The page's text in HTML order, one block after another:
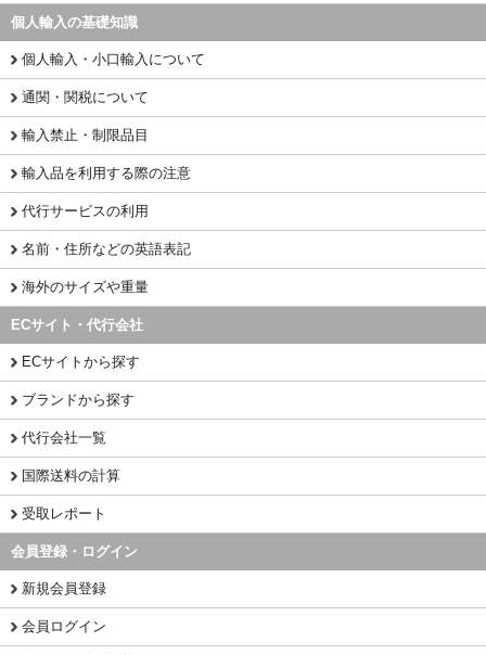
個人輸入の基礎知識
個人輸入・小口輸入について
通関・関税について
輸入禁止・制限品目
輸入品を利用する際の注意
代行サービスの利用
名前・住所などの英語表記
海外のサイズや重量
ECサイト・代行会社
ECサイトから探す
ブランドから探す
代行会社一覧
国際送料の計算
受取レポート
会員登録・ログイン
新規会員登録
会員ログイン